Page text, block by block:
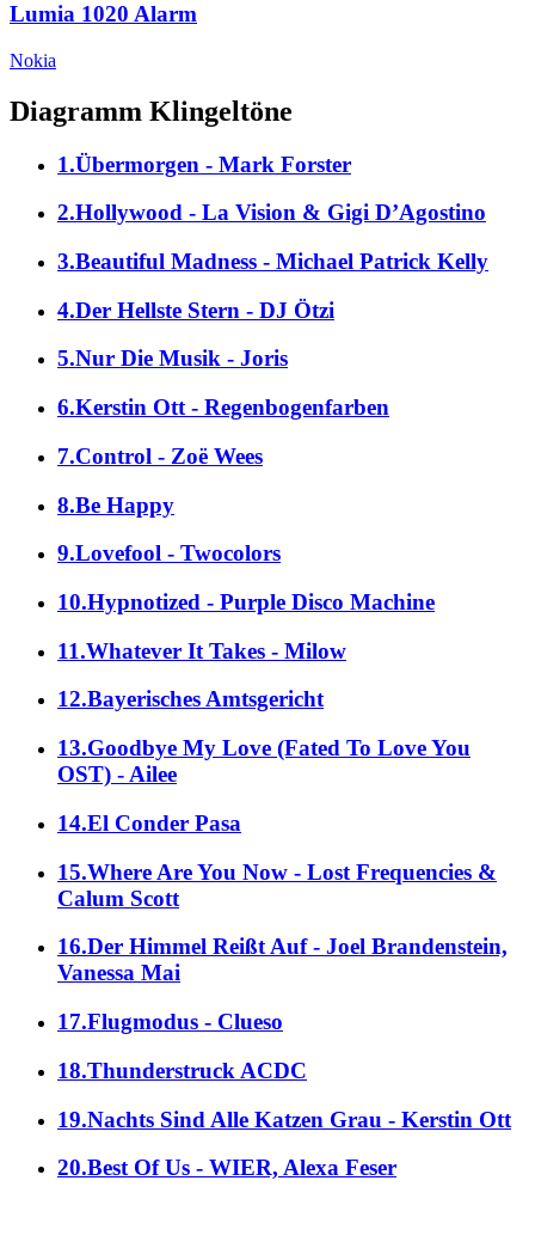
Lumia 1020 Alarm
Nokia
Diagramm Klingeltöne
1.Übermorgen - Mark Forster
2.Hollywood - La Vision & Gigi D’Agostino
3.Beautiful Madness - Michael Patrick Kelly
4.Der Hellste Stern - DJ Ötzi
5.Nur Die Musik - Joris
6.Kerstin Ott - Regenbogenfarben
7.Control - Zoë Wees
8.Be Happy
9.Lovefool - Twocolors
10.Hypnotized - Purple Disco Machine
11.Whatever It Takes - Milow
12.Bayerisches Amtsgericht
13.Goodbye My Love (Fated To Love You
OST) - Ailee
14.El Conder Pasa
15.Where Are You Now - Lost Frequencies &
Calum Scott
16.Der Himmel Reißt Auf - Joel Brandenstein,
Vanessa Mai
17.Flugmodus - Clueso
18.Thunderstruck ACDC
19.Nachts Sind Alle Katzen Grau - Kerstin Ott
20.Best Of Us - WIER, Alexa Feser